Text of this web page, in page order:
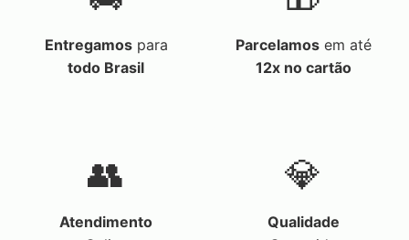
Entregamospara
todo Brasil
Parcelamosem até
12x no cartão
👥
Atendimento
💎
Qualidade